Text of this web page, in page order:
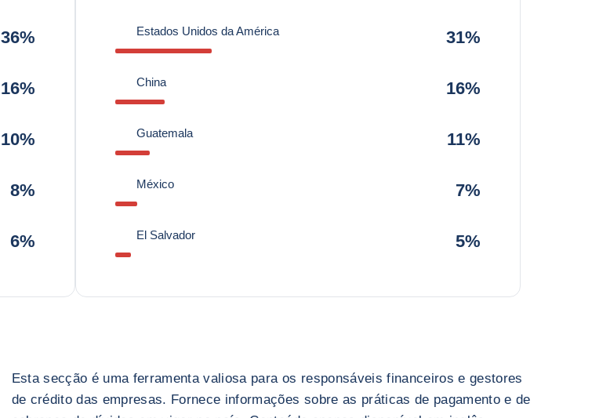
36%
16%
10%
8%
6%
Estados Unidos da América 31%
China 16%
Guatemala 11%
México 7%
El Salvador 5%
Esta secção é uma ferramenta valiosa para os responsáveis financeiros e gestores
de crédito das empresas. Fornece informações sobre as práticas de pagamento e de